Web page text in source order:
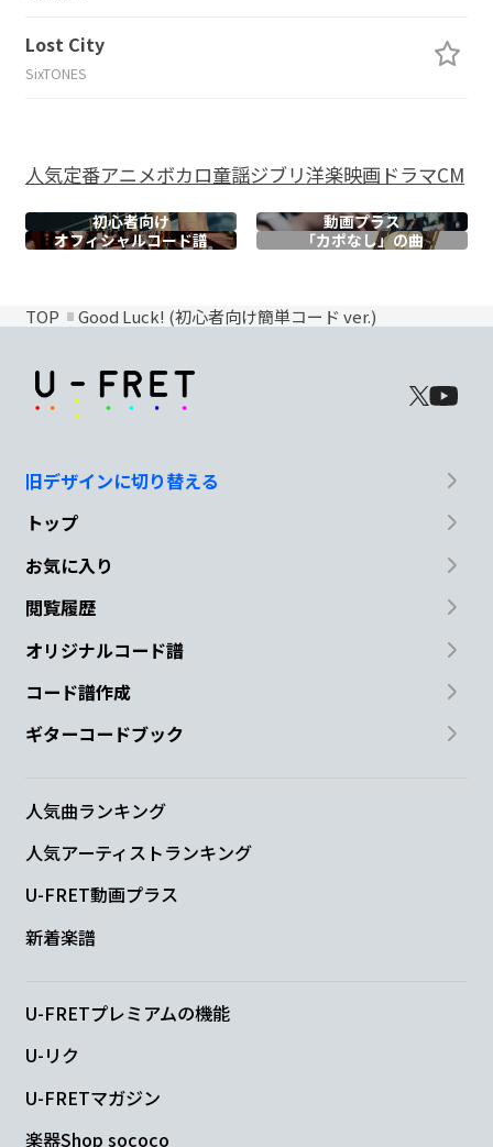
Lost City
SixTONES
人気定番アニメボカロ童謡ジブリ洋楽映画ドラマCM
初心者向け
動画プラス
オフィシャルコード譜 「カポなし」の曲
TOP Good Luck! (初心者向け簡単コード ver.)
旧デザインに切り替える
トップ
お気に入り
閲覧履歴
オリジナルコード譜
コード譜作成
ギターコードブック
人気曲ランキング
人気アーティストランキング
U-FRET動画プラス
新着楽譜
U-FRETプレミアムの機能
U-リク
U-FRETマガジン
楽器Shop sococo